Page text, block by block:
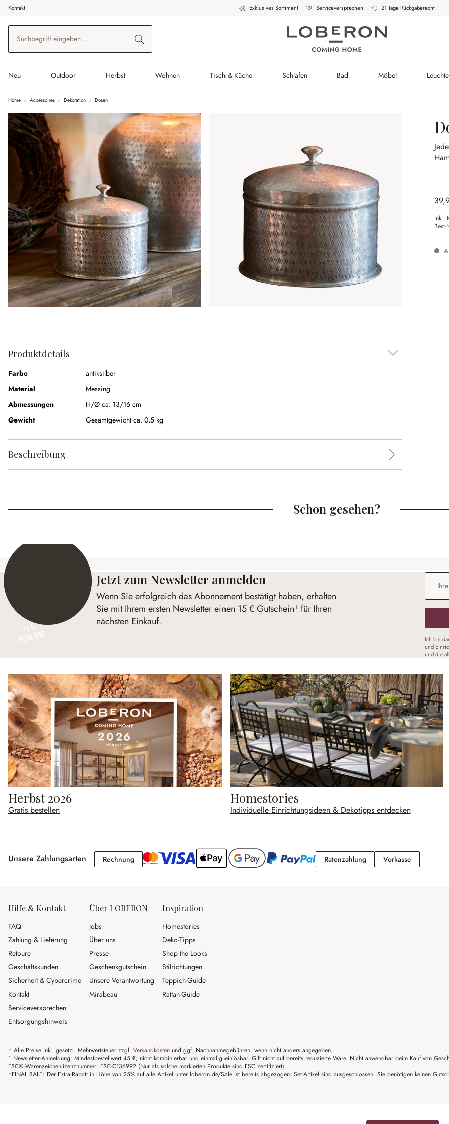
Hauptinhalt springen
Zur Suche springen
Zur Hauptnavigation springen
Kontakt Exklusives Sortiment Serviceversprechen 21 Tage Rückgaberecht
Neu Outdoor Herbst Wohnen Tisch & Küche Schlafen Bad Möbel
Home Accessoires Dekoration Dosen
inkl.
Best-
Produktdetails
Farbe
antiksilber
Material
Messing
Abmessungen
H/Ø ca. 13/16 cm
Gewicht
Gesamtgewicht ca. 0,5 kg
Beschreibung
Schon gesehen?
15 €
Jetzt zum Newsletter anmelden
Wenn Sie erfolgreich das Abonnement bestätigt haben, erhalten
Sie mit Ihrem ersten Newsletter einen 15 € Gutschein¹ für Ihren
nächsten Einkauf.
E-Mail-
Ich bin
und
und die
Herbst 2026
Gratis bestellen
Homestories
Individuelle Einrichtungsideen & Dekotipps entdecken
Unsere Zahlungsarten RechnungRechnung RatenzahlungRatenzahlung
VorkasseVorkasse
Hilfe & Kontakt
FAQ
Zahlung & Lieferung
Retoure
Geschäftskunden
Sicherheit & Cybercrime
Kontakt
Serviceversprechen
Entsorgungshinweis
Über LOBERON
Jobs
Über uns
Presse
Geschenkgutschein
Unsere Verantwortung
Mirabeau
Inspiration
Homestories
Deko-Tipps
Shop the Looks
Stilrichtungen
Teppich-Guide
Rattan-Guide
* Alle Preise inkl. gesetzl. Mehrwertsteuer zzgl. Versandkosten und ggf. Nachnahmegebühren, wenn nicht anders angegeben.
¹ Newsletter-Anmeldung: Mindestbestellwert 45 €; nicht kombinierbar und einmalig einlösbar. Gilt nicht auf bereits reduzierte Ware. Nicht anwendbar beim Kauf von
FSC®-Warenzeichenlizenznummer: FSC-C136992 (Nur als solche markierten Produkte sind FSC zertifiziert)
*FINAL SALE: Der Extra-Rabatt in Höhe von 25% auf alle Artikel unter loberon.de/Sale ist bereits abgezogen. Set-Artikel sind ausgeschlossen. Sie benötigen keinen